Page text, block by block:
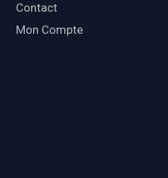
Contact
Mon Compte